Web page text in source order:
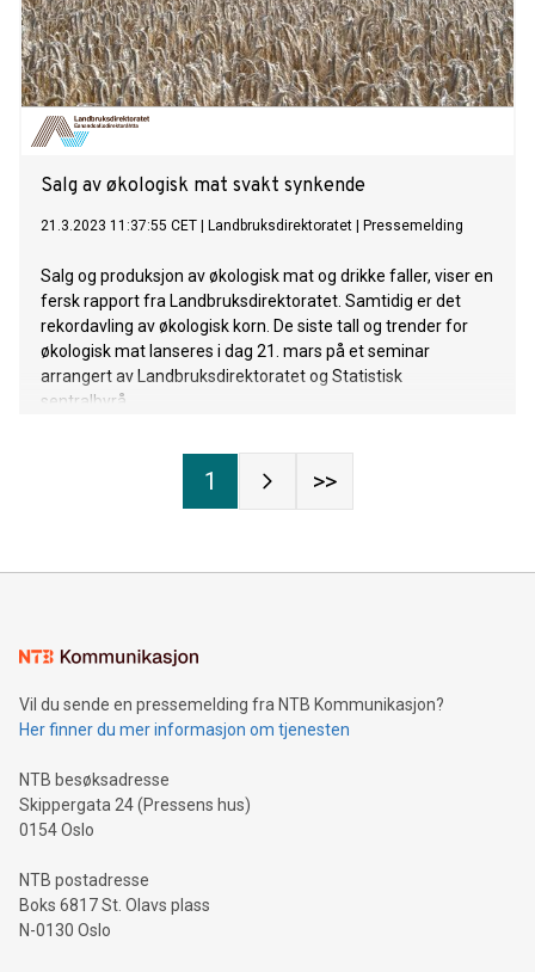
Salg av økologisk mat svakt synkende
21.3.2023 11:37:55 CET Landbruksdirektoratet Pressemelding
Salg og produksjon av økologisk mat og drikke faller, viser en
fersk rapport fra Landbruksdirektoratet. Samtidig er det
rekordavling av økologisk korn. De siste tall og trender for
økologisk mat lanseres i dag 21. mars på et seminar
arrangert av Landbruksdirektoratet og Statistisk
sentralbyrå.
1 >>
Vil du sende en pressemelding fra NTB Kommunikasjon?
Her finner du mer informasjon om tjenesten
NTB besøksadresse
Skippergata 24 (Pressens hus)
0154 Oslo
NTB postadresse
Boks 6817 St. Olavs plass
N-0130 Oslo